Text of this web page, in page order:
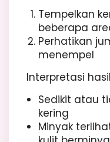
Tempelkan
beberapa
Perhatikan
menempel
Interpretasi
Sedikit atau
kering
Minyak